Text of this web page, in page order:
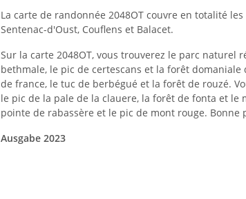
La carte de randonnée 2048OT couvre en totalité
Sentenac-d'Oust, Couflens et Balacet.
Sur la carte 2048OT, vous trouverez le parc naturel
bethmale, le pic de certescans et la forêt
de france, le tuc de berbégué et la forêt de rouzé.
le pic de la pale de la clauere, la forêt de fonta et le
pointe de rabassère et le pic de mont rouge. Bonne
Ausgabe 2023